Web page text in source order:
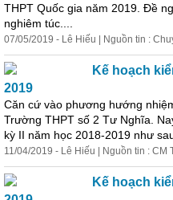
THPT Quốc gia năm 2019. Đề
nghiêm túc....
07/05/2019 - Lê Hiếu | Nguồn tin :
Kế hoạch
2019
Căn cứ vào phương hướng
Trường THPT số 2 Tư Nghĩa.
kỳ II năm học 2018-2019 như
11/04/2019 - Lê Hiếu | Nguồn tin : CM
Kế hoạch